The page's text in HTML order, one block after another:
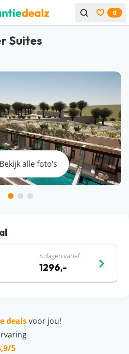
Bekijk
0
Suites
Bekijk alle foto’s
8 dagen vanaf
1296,-
dealsvoor jou!
5